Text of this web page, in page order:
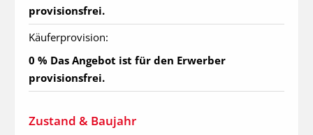
provisionsfrei.
Käuferprovision:
0 % Das Angebot ist für den Erwerber
provisionsfrei.
Zustand & Baujahr